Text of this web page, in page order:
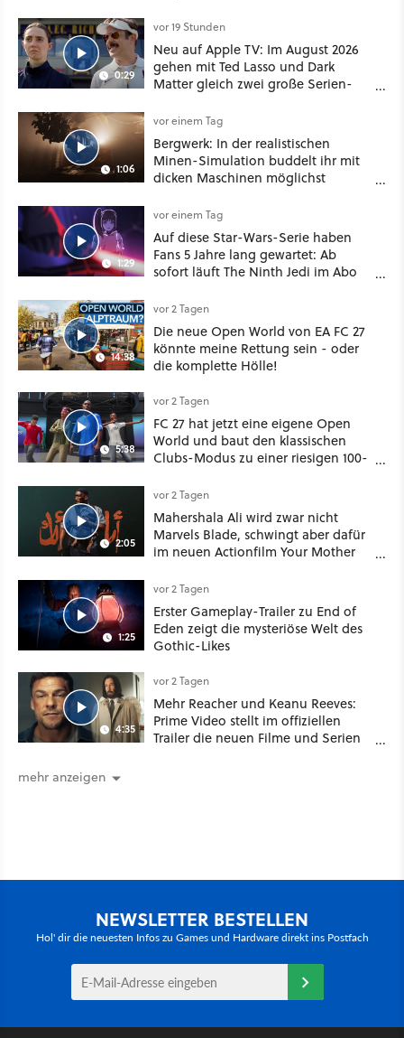
0:29
vor 19 Stunden
Neu auf Apple TV: Im August 2026
gehen mit Ted Lasso und Dark
Matter gleich zwei große Serien-
1:06
vor einem Tag
Bergwerk: In der realistischen
Minen-Simulation buddelt ihr mit
dicken Maschinen möglichst
1:29
vor einem Tag
Auf diese Star-Wars-Serie haben
Fans 5 Jahre lang gewartet: Ab
sofort läuft The Ninth Jedi im Abo
14:38
vor 2 Tagen
Die neue Open World von EA FC 27
könnte meine Rettung sein - oder
die komplette Hölle!
5:38
vor 2 Tagen
FC 27 hat jetzt eine eigene Open
World und baut den klassischen
Clubs-Modus zu einer riesigen 100-
2:05
vor 2 Tagen
Mahershala Ali wird zwar nicht
Marvels Blade, schwingt aber dafür
im neuen Actionfilm Your Mother
Schwert
1:25
vor 2 Tagen
Erster Gameplay-Trailer zu End of
Eden zeigt die mysteriöse Welt des
Gothic-Likes
4:35
vor 2 Tagen
Mehr Reacher und Keanu Reeves:
Prime Video stellt im offiziellen
Trailer die neuen Filme und Serien
mehr anzeigen
NEWSLETTER BESTELLEN
Hol' dir die neuesten Infos zu Games und Hardware direkt ins Postfach